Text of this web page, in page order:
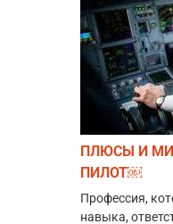
ПЛЮСЫ И
ПИЛОТ￼
Профессия,
навыка,